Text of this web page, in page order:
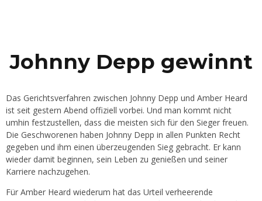
Johnny Depp gewinnt
Das Gerichtsverfahren zwischen Johnny Depp und Amber Heard
ist seit gestern Abend offiziell vorbei. Und man kommt nicht
umhin festzustellen, dass die meisten sich für den Sieger freuen.
Die Geschworenen haben Johnny Depp in allen Punkten Recht
gegeben und ihm einen überzeugenden Sieg gebracht. Er kann
wieder damit beginnen, sein Leben zu genießen und seiner
Karriere nachzugehen.
Für Amber Heard wiederum hat das Urteil verheerende